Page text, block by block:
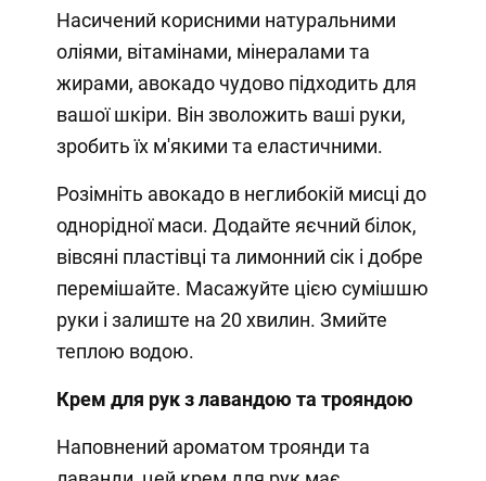
Насичений корисними натуральними
оліями, вітамінами, мінералами та
жирами, авокадо чудово підходить для
вашої шкіри. Він зволожить ваші руки,
зробить їх м'якими та еластичними.
Розімніть авокадо в неглибокій мисці до
однорідної маси. Додайте яєчний білок,
вівсяні пластівці та лимонний сік і добре
перемішайте. Масажуйте цією сумішшю
руки і залиште на 20 хвилин. Змийте
теплою водою.
Крем для рук з лавандою та трояндою
Наповнений ароматом троянди та